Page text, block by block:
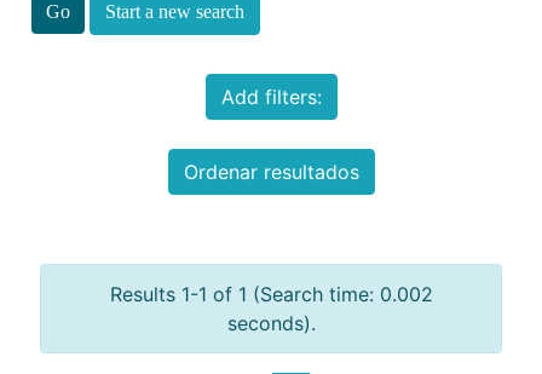
Start a new search
Add filters:
Ordenar resultados
Results 1-1 of 1 (Search time: 0.002
seconds).